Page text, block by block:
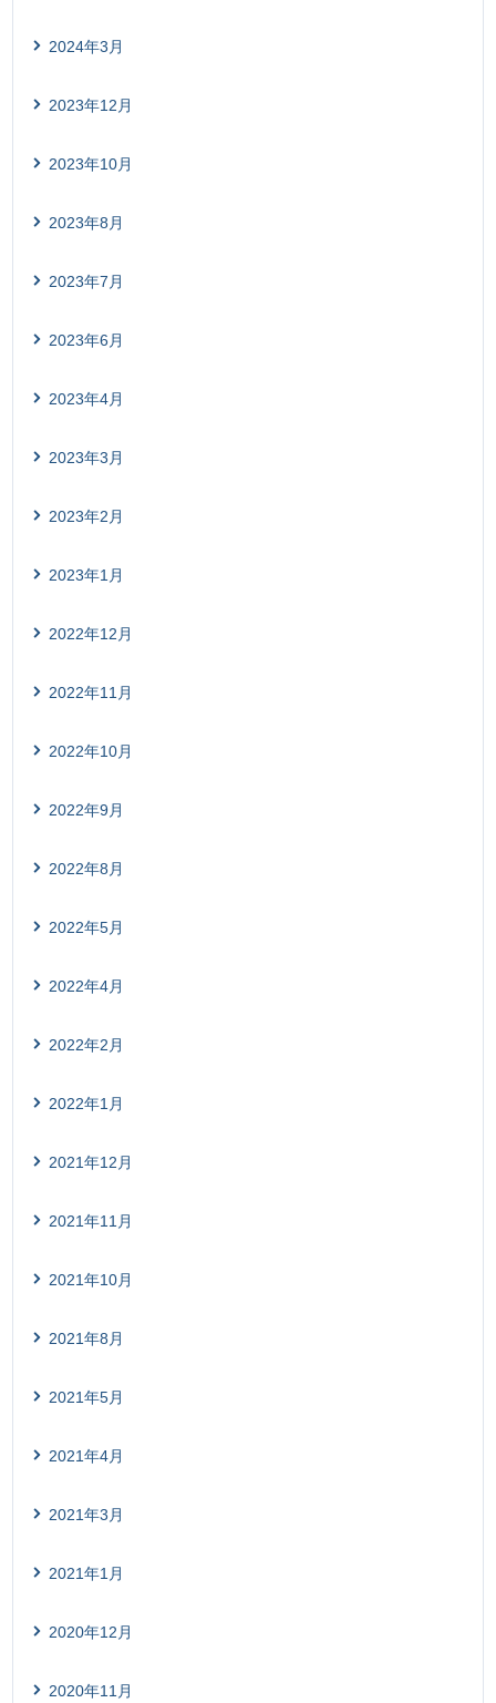
2024年3月
2023年12月
2023年10月
2023年8月
2023年7月
2023年6月
2023年4月
2023年3月
2023年2月
2023年1月
2022年12月
2022年11月
2022年10月
2022年9月
2022年8月
2022年5月
2022年4月
2022年2月
2022年1月
2021年12月
2021年11月
2021年10月
2021年8月
2021年5月
2021年4月
2021年3月
2021年1月
2020年12月
2020年11月